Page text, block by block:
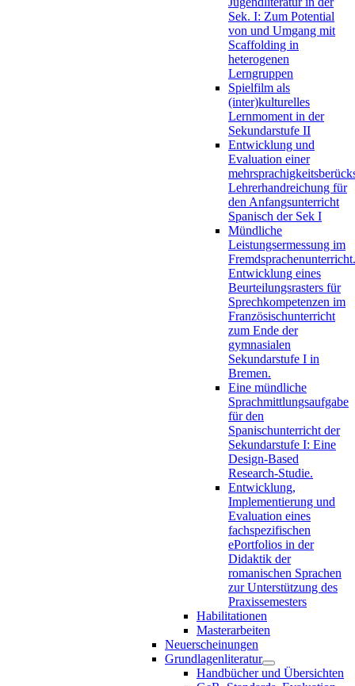
Sek. I: Zum Potential
von und Umgang mit
Scaffolding in
heterogenen
Lerngruppen
Spielfilm als
(inter)kulturelles
Lernmoment in der
Sekundarstufe II
Entwicklung und
Evaluation einer
Lehrerhandreichung für
den Anfangsunterricht
Spanisch der Sek I
Mündliche
Leistungsermessung im
Fremdsprachenunterricht.
Entwicklung eines
Beurteilungsrasters für
Sprechkompetenzen im
Französischunterricht
zum Ende der
gymnasialen
Sekundarstufe I in
Bremen.
Eine mündliche
Sprachmittlungsaufgabe
für den
Spanischunterricht der
Sekundarstufe I: Eine
Design-Based
Research-Studie.
Entwicklung,
Implementierung und
Evaluation eines
fachspezifischen
ePortfolios in der
Didaktik der
romanischen Sprachen
zur Unterstützung des
Praxissemesters
Habilitationen
Masterarbeiten
Neuerscheinungen
Grundlagenliteratur
Handbücher und Übersichten